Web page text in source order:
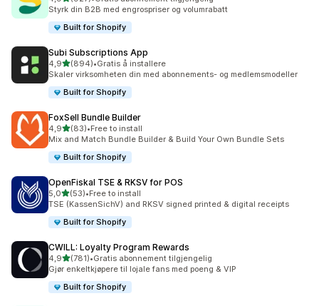
Totalt 927 omtaler
Styrk din B2B med engrospriser og volumrabatt
Built for Shopify
Subi Subscriptions App
4,9av 5 stjerner
(894)
Totalt 894 omtaler
•Gratis å installere
Skaler virksomheten din med abonnements- og medlemsmodeller
Built for Shopify
FoxSell Bundle Builder
4,9av 5 stjerner
(83)
Totalt 83 omtaler
•Free to install
Mix and Match Bundle Builder & Build Your Own Bundle Sets
Built for Shopify
OpenFiskal TSE & RKSV for POS
5,0av 5 stjerner
(53)
Totalt 53 omtaler
•Free to install
TSE (KassenSichV) and RKSV signed printed & digital receipts
Built for Shopify
CWILL: Loyalty Program Rewards
4,9av 5 stjerner
(781)
Totalt 781 omtaler
•Gratis abonnement tilgjengelig
Gjør enkeltkjøpere til lojale fans med poeng & VIP
Built for Shopify